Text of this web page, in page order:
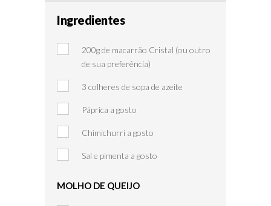
Ingredientes
200g de macarrão Cristal (ou outro
de sua preferência)
3 colheres de sopa de azeite
Páprica a gosto
Chimichurri a gosto
Sal e pimenta a gosto
MOLHO DE QUEIJO